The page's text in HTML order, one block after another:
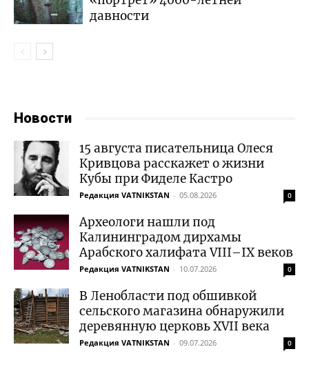
давности
Новости
15 августа писательница Олеся
Кривцова расскажет о жизни
Кубы при Фиделе Кастро
Редакция VATNIKSTAN - 05.08.2026 0
Археологи нашли под
Калининградом дирхамы
Арабского халифата VIII–IX веков
Редакция VATNIKSTAN - 10.07.2026 0
В Ленобласти под обшивкой
сельского магазина обнаружили
деревянную церковь XVII века
Редакция VATNIKSTAN - 09.07.2026 0